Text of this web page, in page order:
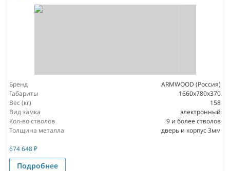
Бренд
ARMWOOD (Россия)
Габариты
1660х780х370
Вес (кг)
158
Вид замка
электронный
Кол-во стволов
9 и более стволов
Толщина металла
дверь и корпус 3мм
674 648₽
Подробнее